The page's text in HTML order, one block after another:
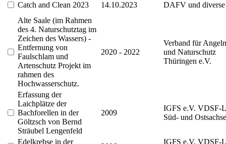
Catch and Clean 2023 14.10.2023
DAFV und diverse
Alte Saale (im Rahmen
des 4. Naturschutztag im
Zeichen des Wassers) -
Entfernung von
Faulschlam und
Artenschutz Projekt im
rahmen des
Hochwasserschutz.
2020 - 2022
Verband für Angeln
und Naturschutz
Thüringen e.V.
Erfassung der
Laichplätze der
Bachforellen in der
Göltzsch von Bernd
Sträubel Lengenfeld
2009
IGFS e.V. VDSF-
Süd- und
Edelkrebse in der
IGFS e.V. VDSF-